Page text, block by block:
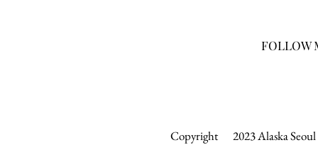
FOLLOW
Copyright 2023 Alaska Seoul